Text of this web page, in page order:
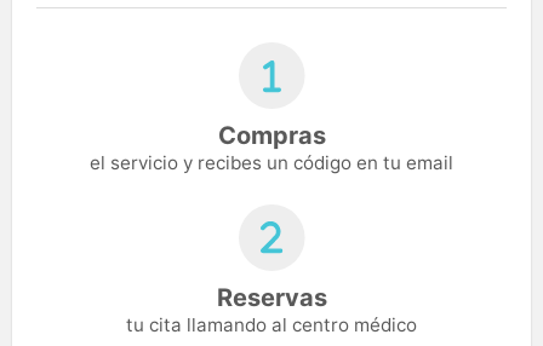
Compras
el servicio y recibes un código en tu email
Reservas
tu cita llamando al centro médico